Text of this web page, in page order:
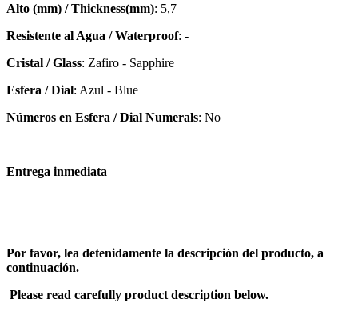
Alto (mm) / Thickness(mm): 5,7
Resistente al Agua / Waterproof: -
Cristal / Glass: Zafiro - Sapphire
Esfera / Dial: Azul - Blue
Números en Esfera / Dial Numerals: No
Entrega inmediata
Por favor, lea detenidamente la descripción del producto, a
continuación.
Please read carefully product description below.